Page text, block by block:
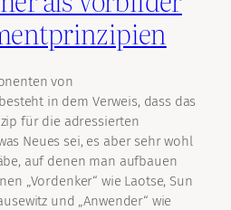
von
in dem Verweis, dass das
für die adressierten
Neues sei, es aber sehr wohl
auf denen man aufbauen
„Vordenker“ wie Laotse, Sun
und „Anwender“ wie